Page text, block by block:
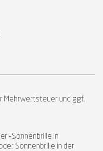
Mehrwertsteuer und ggf.
-Sonnenbrille in
Sonnenbrille in der